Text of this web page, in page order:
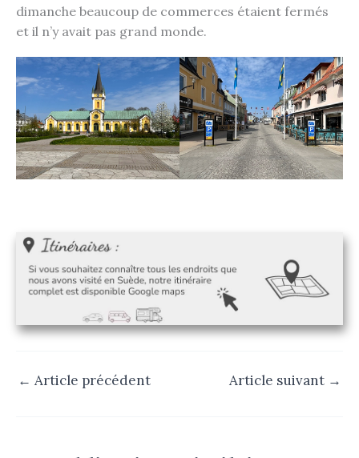
dimanche beaucoup de commerces étaient fermés
et il n’y avait pas grand monde.
← Article précédent Article suivant →